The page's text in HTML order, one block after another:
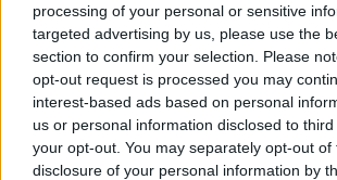
processing of your personal or sensitive
targeted advertising by us, please use the
section to confirm your selection. Please
opt-out request is processed you may
interest-based ads based on personal
us or personal information disclosed to
your opt-out. You may separately opt-out of
disclosure of your personal information by